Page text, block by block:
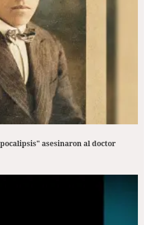
asesinaron al doctor